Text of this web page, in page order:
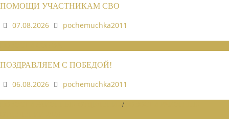
ПОМОЩИ УЧАСТНИКАМ СВО
07.08.2026
pochemuchka2011
ПОЗДРАВЛЯЕМ С ПОБЕДОЙ!
06.08.2026
pochemuchka2011
/